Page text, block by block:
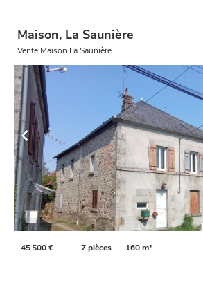
Maison, La Saunière
Vente Maison La Saunière
45 500 € 7 pièces 160 m²